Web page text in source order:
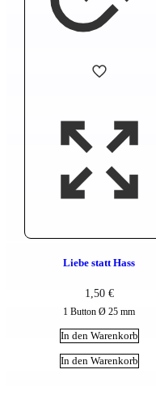
Liebe statt Hass
1,50 €
1 Button Ø 25 mm
In den Warenkorb
In den Warenkorb